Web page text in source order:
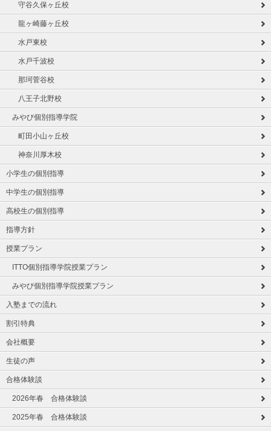
守谷久保ヶ丘校
龍ヶ崎藤ヶ丘校
水戸東校
水戸千波校
那珂菅谷校
八王子北野校
みやび個別指導学院
町田小山ヶ丘校
神奈川厚木校
小学生の個別指導
中学生の個別指導
高校生の個別指導
指導方針
授業プラン
ITTO個別指導学院授業プラン
みやび個別指導学院授業プラン
入塾までの流れ
割引特典
会社概要
生徒の声
合格体験談
2026年春 合格体験談
2025年春 合格体験談